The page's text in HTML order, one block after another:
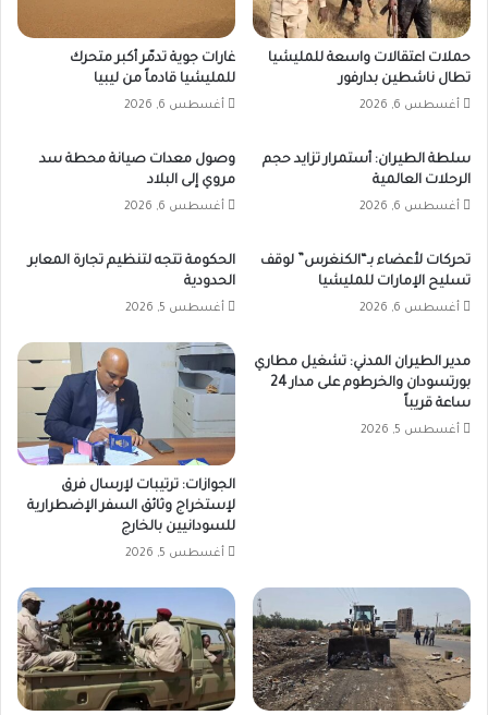
حملات اعتقالات واسعة للمليشيا
تطال ناشطين بدارفور
أغسطس 6, 2026
غارات جوية تدمّر أكبر متحرك
للمليشيا قادماً من ليبيا
أغسطس 6, 2026
سلطة الطيران: أستمرار تزايد حجم
الرحلات العالمية
أغسطس 6, 2026
وصول معدات صيانة محطة سد
مروي إلى البلاد
أغسطس 6, 2026
تحركات لأعضاء بـ“الكنغرس” لوقف
تسليح الإمارات للمليشيا
أغسطس 6, 2026
الحكومة تتجه لتنظيم تجارة المعابر
الحدودية
أغسطس 5, 2026
مدير الطيران المدني: تشغيل مطاري
بورتسودان والخرطوم على مدار 24
ساعة قريباً
أغسطس 5, 2026
الجوازات: ترتيبات لإرسال فرق
لإستخراج وثائق السفر الإضطرارية
للسودانيين بالخارج
أغسطس 5, 2026